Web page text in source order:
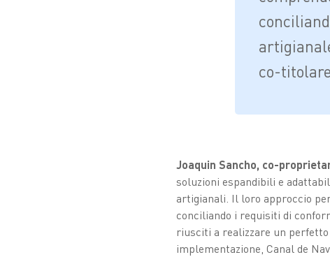
co-
Joaquin Sancho, co-
soluzioni espandibili e
artigianali. Il loro approccio
conciliando i requisiti di
riusciti a realizzare un perfetto
implementazione, Canal de